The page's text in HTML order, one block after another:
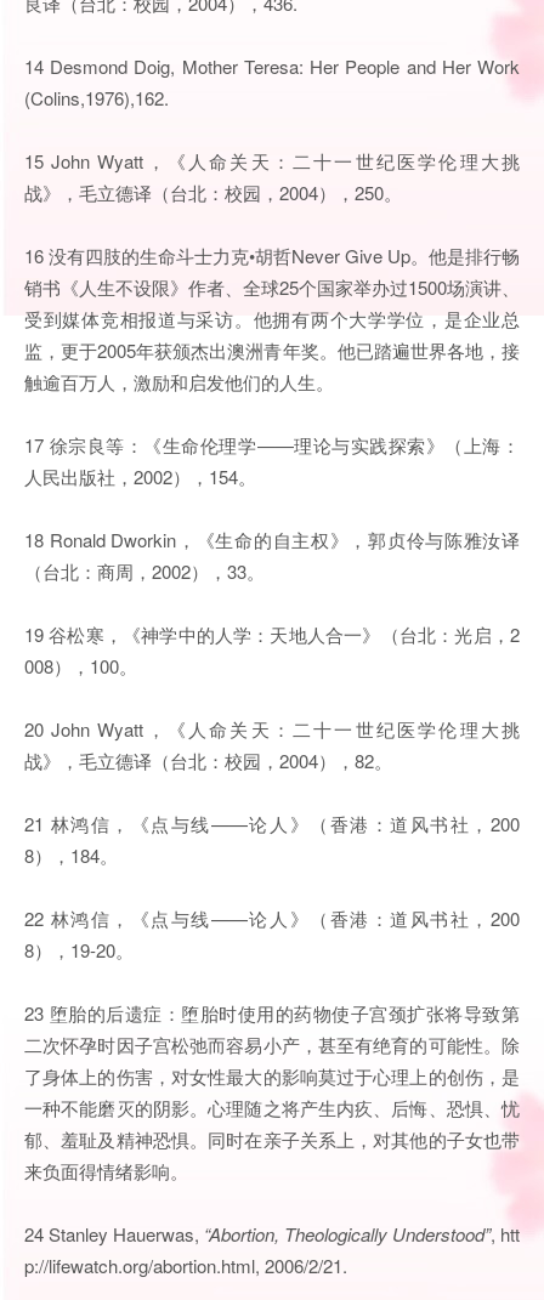
14 Desmond Doig, Mother Teresa: Her People and Her Work
(Colins,1976),162.
15 John Wyatt，《人命关天：二十一世纪医学伦理大挑
战》，毛立德译（台北：校园，2004），250。
16 没有四肢的生命斗士力克•胡哲Never Give Up。他是排行畅
销书《人生不设限》作者、全球25个国家举办过1500场演讲、
受到媒体竞相报道与采访。他拥有两个大学学位，是企业总
监，更于2005年获颁杰出澳洲青年奖。他已踏遍世界各地，接
触逾百万人，激励和启发他们的人生。
17 徐宗良等：《生命伦理学——理论与实践探索》（上海：
人民出版社，2002），154。
18 Ronald Dworkin，《生命的自主权》，郭贞伶与陈雅汝译
（台北：商周，2002），33。
19 谷松寒，《神学中的人学：天地人合一》（台北：光启，2
008），100。
20 John Wyatt，《人命关天：二十一世纪医学伦理大挑
战》，毛立德译（台北：校园，2004），82。
21 林鸿信，《点与线——论人》（香港：道风书社，200
8），184。
22 林鸿信，《点与线——论人》（香港：道风书社，200
8），19-20。
23 堕胎的后遗症：堕胎时使用的药物使子宫颈扩张将导致第
二次怀孕时因子宫松弛而容易小产，甚至有绝育的可能性。除
了身体上的伤害，对女性最大的影响莫过于心理上的创伤，是
一种不能磨灭的阴影。心理随之将产生内疚、后悔、恐惧、忧
郁、羞耻及精神恐惧。同时在亲子关系上，对其他的子女也带
来负面得情绪影响。
24 Stanley Hauerwas, “Abortion, Theologically Understood”, htt
p://lifewatch.org/abortion.html, 2006/2/21.